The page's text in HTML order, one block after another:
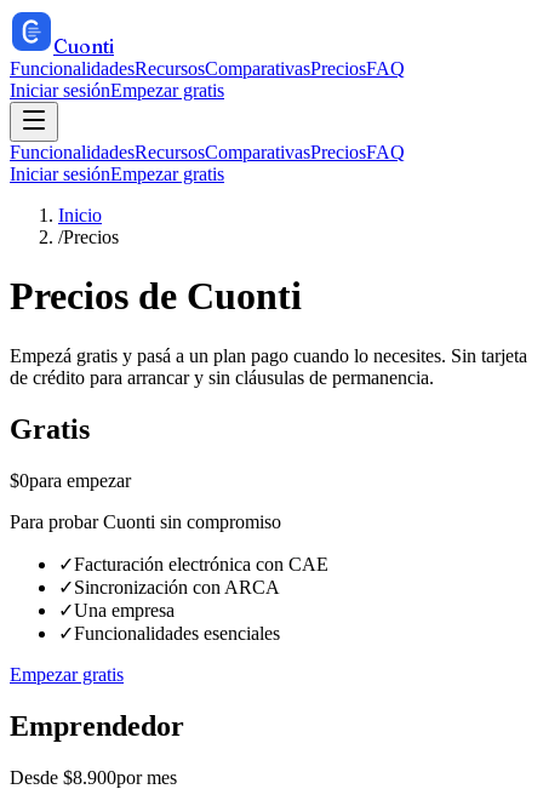
Cuonti
FuncionalidadesRecursosComparativasPreciosFAQ
Iniciar sesiónEmpezar gratis
FuncionalidadesRecursosComparativasPreciosFAQ
Iniciar sesiónEmpezar gratis
Inicio
/Precios
Precios de Cuonti
Empezá gratis y pasá a un plan pago cuando lo necesites. Sin tarjeta
de crédito para arrancar y sin cláusulas de permanencia.
Gratis
$0para empezar
Para probar Cuonti sin compromiso
✓Facturación electrónica con CAE
✓Sincronización con ARCA
✓Una empresa
✓Funcionalidades esenciales
Empezar gratis
Emprendedor
Desde $8.900por mes